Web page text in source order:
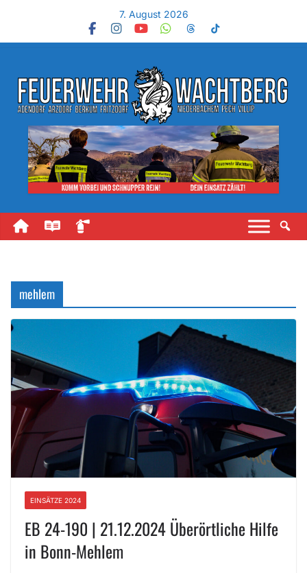
7. August 2026
mehlem
EINSÄTZE 2024
EB 24-190 | 21.12.2024 Überörtliche Hilfe
in Bonn-Mehlem